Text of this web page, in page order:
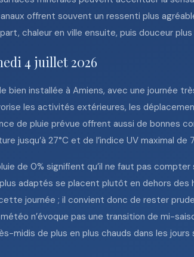
offrent souvent un ressenti plus
chaleur en ville ensuite, puis douceur
4 juillet 2026
bien installée à Amiens, avec une journée
les activités extérieures, les
de pluie prévue offrent aussi de bonnes
jusqu’à 27°C et de l’indice UV maximal de
de 0% signifient qu’il ne faut pas
adaptés se placent plutôt en dehors des
journée ; il convient donc de rester
n’évoque pas une transition de mi-
midis de plus en plus chauds dans les jours